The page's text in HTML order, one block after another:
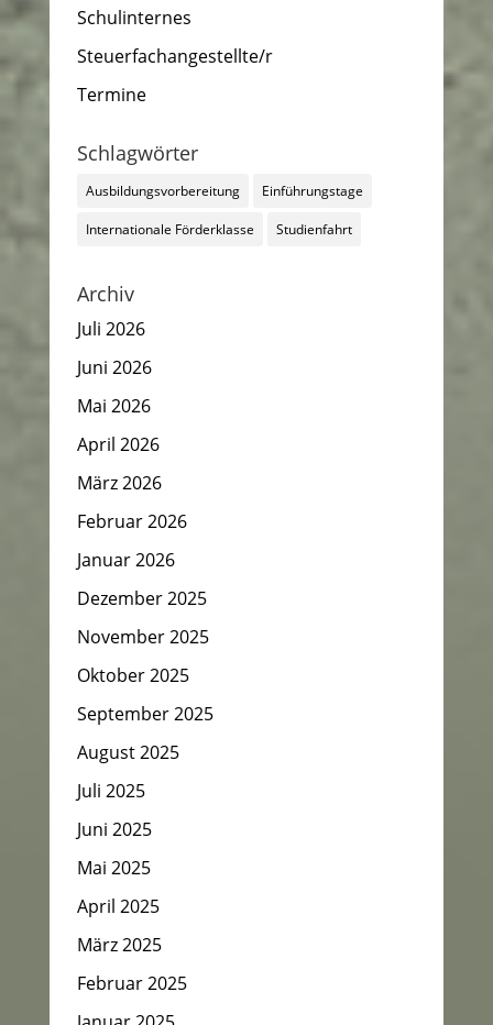
Schulinternes
Steuerfachangestellte/r
Termine
Schlagwörter
Ausbildungsvorbereitung Einführungstage
Internationale Förderklasse Studienfahrt
Archiv
Juli 2026
Juni 2026
Mai 2026
April 2026
März 2026
Februar 2026
Januar 2026
Dezember 2025
November 2025
Oktober 2025
September 2025
August 2025
Juli 2025
Juni 2025
Mai 2025
April 2025
März 2025
Februar 2025